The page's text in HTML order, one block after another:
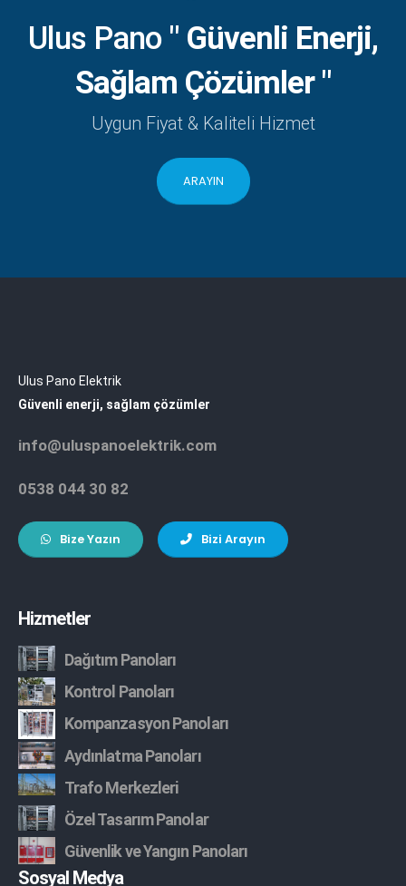
Ulus Pano " Güvenli Enerji,
Sağlam Çözümler "
Uygun Fiyat & Kaliteli Hizmet
ARAYIN
Ulus Pano Elektrik
Güvenli enerji, sağlam çözümler
info@uluspanoelektrik.com
0538 044 30 82
Bize Yazın Bizi Arayın
Hizmetler
Dağıtım Panoları
Kontrol Panoları
Kompanzasyon Panoları
Aydınlatma Panoları
Trafo Merkezleri
Özel Tasarım Panolar
Güvenlik ve Yangın Panoları
Sosyal Medya